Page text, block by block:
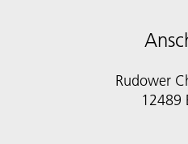
Rudower
12489